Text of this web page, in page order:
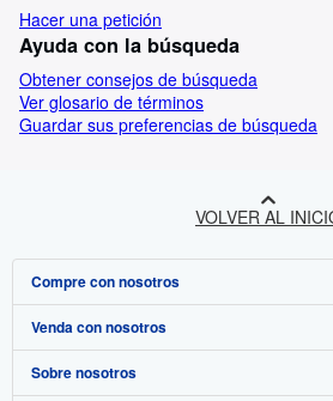
Hacer una petición
Ayuda con la búsqueda
Obtener consejos de búsqueda
Ver glosario de términos
Guardar sus preferencias de búsqueda
VOLVER AL
Compre con nosotros
Búsqueda avanzada
Colecciones
Venda con nosotros
Comenzar a vender
Sobre nosotros